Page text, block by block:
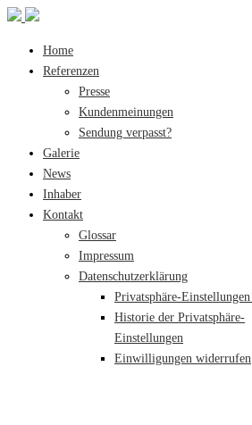
Home
Referenzen
Presse
Kundenmeinungen
Sendung verpasst?
Galerie
News
Inhaber
Kontakt
Glossar
Impressum
Datenschutzerklärung
Privatsphäre-
Historie der Privatsphäre-
Einstellungen
Einwilligungen widerrufen